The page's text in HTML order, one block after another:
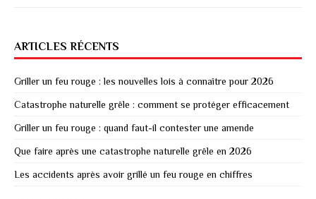
ARTICLES RÉCENTS
Griller un feu rouge : les nouvelles lois à connaître pour 2026
Catastrophe naturelle grêle : comment se protéger efficacement
Griller un feu rouge : quand faut-il contester une amende
Que faire après une catastrophe naturelle grêle en 2026
Les accidents après avoir grillé un feu rouge en chiffres